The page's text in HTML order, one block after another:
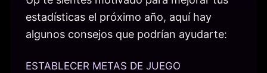
estadísticas el próximo año, aquí hay
algunos consejos que podrían ayudarte:
ESTABLECER METAS DE JUEGO